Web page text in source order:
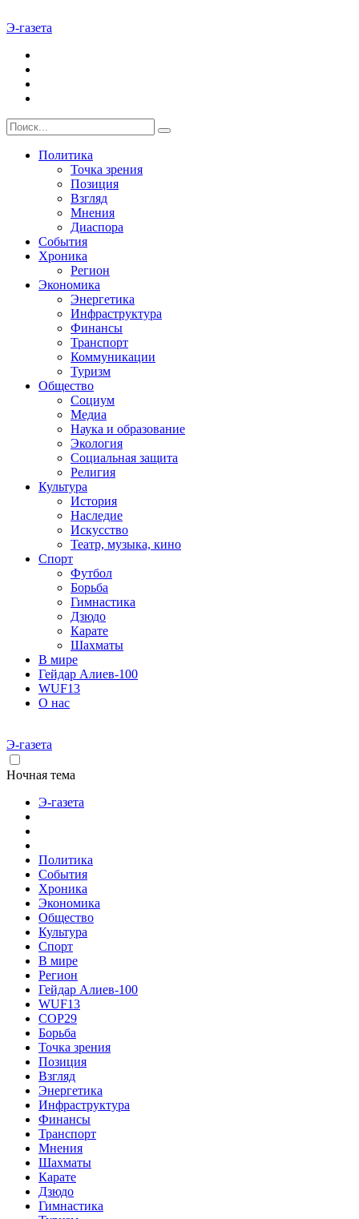
Э-газета
Политика
Точка зрения
Позиция
Взгляд
Мнения
Диаспора
События
Хроника
Регион
Экономика
Энергетика
Инфраструктура
Финансы
Транспорт
Коммуникации
Туризм
Общество
Социум
Медиа
Наука и образование
Экология
Социальная защита
Религия
Культура
История
Наследие
Искусство
Театр, музыка, кино
Спорт
Футбол
Борьба
Гимнастика
Дзюдо
Карате
Шахматы
В мире
Гейдар Алиев-100
WUF13
О нас
Э-газета
Ночная тема
Э-газета
Политика
События
Хроника
Экономика
Общество
Культура
Спорт
В мире
Регион
Гейдар Алиев-100
WUF13
COP29
Борьба
Точка зрения
Позиция
Взгляд
Энергетика
Инфраструктура
Финансы
Транспорт
Мнения
Шахматы
Карате
Дзюдо
Гимнастика